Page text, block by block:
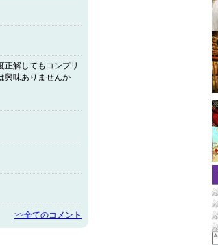
正解してもコンプリ
興味ありませんか
>>全てのコメント